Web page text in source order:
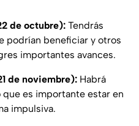
de octubre): Tendrás
podrían beneficiar y otros
importantes avances.
de noviembre): Habrá
es importante estar en
impulsiva.